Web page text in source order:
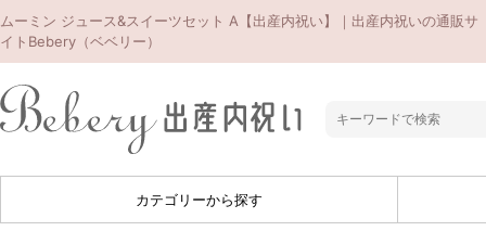
ムーミン ジュース&スイーツセット A【出産内祝い】｜出産内祝いの通販サ
イトBebery（ベベリー）
カテゴリーから探す